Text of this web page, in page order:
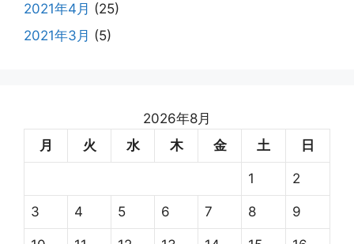
2021年4月 (25)
2021年3月 (5)
2026年8月
月
火 水 木 金 土 日
1 2
3 4 5 6 7 8 9